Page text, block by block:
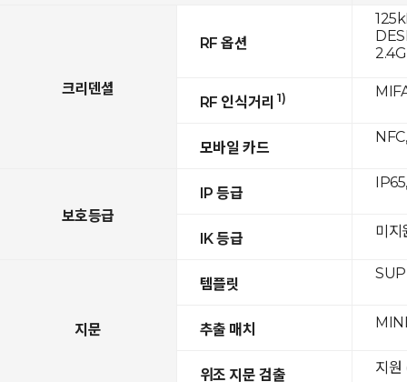
크리덴셜
RF 옵션
RF 인식거리 1)
모바일 카드
보호등급
IP 등급
IK 등급
지문
템플릿
추출 매치
위조 지문 검출
미지
지원